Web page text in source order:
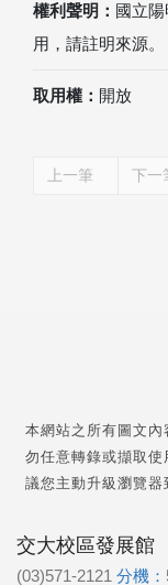
權利聲明： 國立
用，請註明來源。
取用權： 開放
上一筆 下一
本網站之所有圖文
勿任意轉錄或擷取
議您主動升級瀏覽器
交大校區發展館
(03)571-2121 分機：